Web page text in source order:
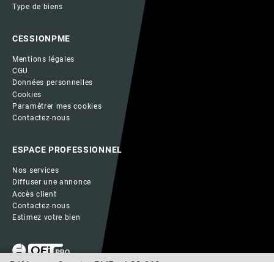
Type de biens
CESSIONPME
Mentions légales
CGU
Données personnelles
Cookies
Paramétrer mes cookies
Contactez-nous
ESPACE PROFESSIONNEL
Nos services
Diffuser une annonce
Accès client
Contactez-nous
Estimez votre bien